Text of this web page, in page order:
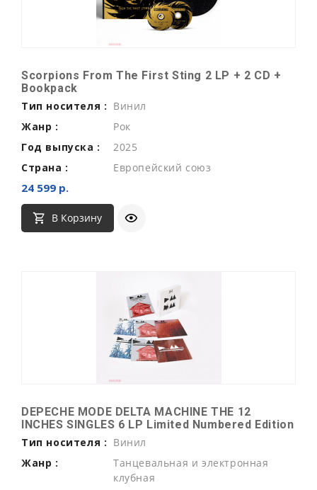
Scorpions From The First Sting 2 LP + 2 CD +
Bookpack
Тип носителя : Винил
Жанр :
Рок
Год выпуска :
2025
Страна :
Европейский союз
24 599 р.
В Корзину
DEPECHE MODE DELTA MACHINE THE 12
INCHES SINGLES 6 LP Limited Numbered Edition
Тип носителя : Винил
Жанр :
Танцевальная и электронная
клубная